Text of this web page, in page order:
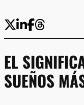
EL
SUEÑOS